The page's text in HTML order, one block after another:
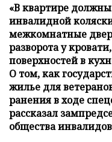
«В квартире
инвалидной
межкомнатные
разворота у
поверхностей в
О том, как
жилье для
ранения в ходе
рассказал
общества